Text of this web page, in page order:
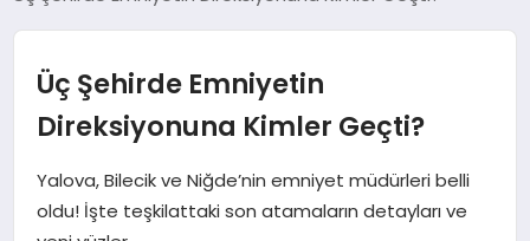
SPOR
MAGAZIN
Üç Şehirde Emniyetin
Direksiyonuna Kimler Geçti?
Yalova, Bilecik ve Niğde’nin emniyet müdürleri belli
oldu! İşte teşkilattaki son atamaların detayları ve